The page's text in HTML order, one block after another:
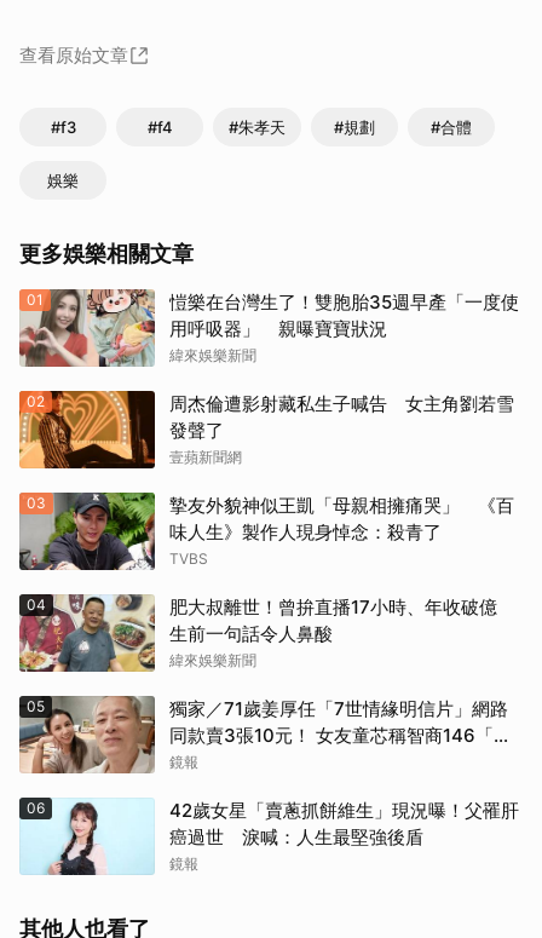
查看原始文章
#f3 #f4 #朱孝天 #規劃 #合體
娛樂
更多娛樂相關文章
01
愷樂在台灣生了！雙胞胎35週早產「一度使
用呼吸器」 親曝寶寶狀況
緯來娛樂新聞
02
周杰倫遭影射藏私生子喊告 女主角劉若雪
發聲了
壹蘋新聞網
03
摯友外貌神似王凱「母親相擁痛哭」 《百
味人生》製作人現身悼念：殺青了
TVBS
04
肥大叔離世！曾拚直播17小時、年收破億
生前一句話令人鼻酸
緯來娛樂新聞
05
獨家／71歲姜厚任「7世情緣明信片」網路
同款賣3張10元！ 女友童芯稱智商146「台
大3碩1博」 台灣大學回應了！
鏡報
06
42歲女星「賣蔥抓餅維生」現況曝！父罹肝
癌過世 淚喊：人生最堅強後盾
鏡報
其他人也看了